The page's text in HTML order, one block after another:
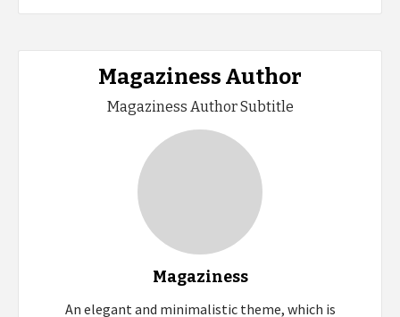
Magaziness Author
Magaziness Author Subtitle
Magaziness
An elegant and minimalistic theme, which is